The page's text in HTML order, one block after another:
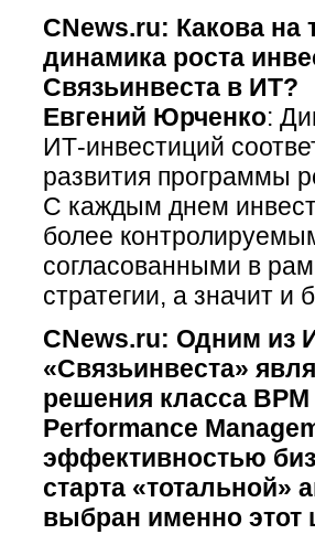
CNews.ru: Какова на
динамика роста
Связьинвеста в ИТ?
Евгений Юрченко:
ИТ-инвестиций
развития программы
С каждым днем
более
согласованными в
стратегии, а значит
CNews.ru: Одним из
«Связьинвеста»
решения класса
Performance
эффективностью
старта «тотальной»
выбран именно этот